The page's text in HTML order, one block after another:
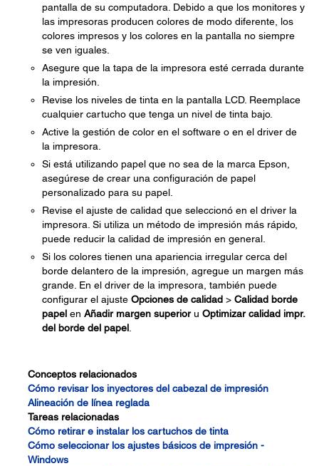
pantalla de su computadora. Debido a que los monitores y
las impresoras producen colores de modo diferente, los
colores impresos y los colores en la pantalla no siempre
se ven iguales.
Asegure que la tapa de la impresora esté cerrada durante
la impresión.
Revise los niveles de tinta en la pantalla LCD. Reemplace
cualquier cartucho que tenga un nivel de tinta bajo.
Active la gestión de color en el software o en el driver de
la impresora.
Si está utilizando papel que no sea de la marca Epson,
asegúrese de crear una configuración de papel
personalizado para su papel.
Revise el ajuste de calidad que seleccionó en el driver la
impresora. Si utiliza un método de impresión más rápido,
puede reducir la calidad de impresión en general.
Si los colores tienen una apariencia irregular cerca del
borde delantero de la impresión, agregue un margen más
grande. En el driver de la impresora, también puede
configurar el ajuste Opciones de calidad > Calidad borde
papel en Añadir margen superioru Optimizar calidad impr.
del borde del papel
Conceptos relacionados
Cómo revisar los inyectores del cabezal de impresión
Alineación de línea reglada
Tareas relacionadas
Cómo retirar e instalar los cartuchos de tinta
Cómo seleccionar los ajustes básicos de impresión -
Windows